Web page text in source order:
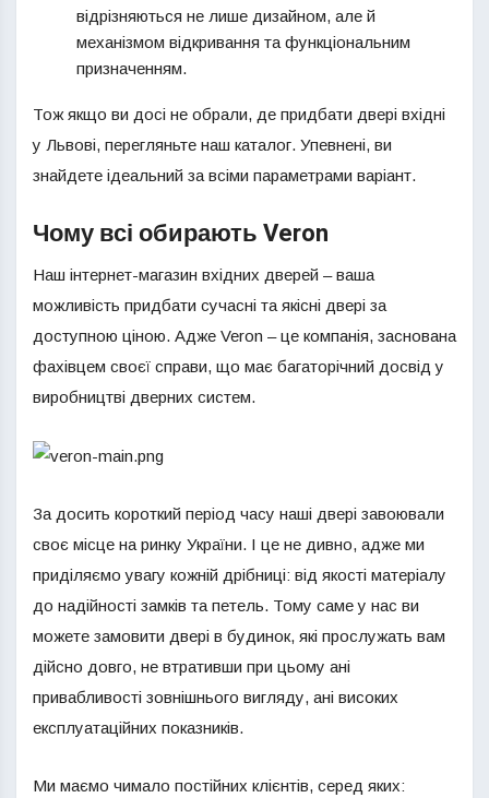
відрізняються не лише дизайном, але й
механізмом відкривання та функціональним
призначенням.
Тож якщо ви досі не обрали, де придбати двері вхідні
у Львові, перегляньте наш каталог. Упевнені, ви
знайдете ідеальний за всіми параметрами варіант.
Чому всі обирають Veron
Наш інтернет-магазин вхідних дверей – ваша
можливість придбати сучасні та якісні двері за
доступною ціною. Адже Veron – це компанія, заснована
фахівцем своєї справи, що має багаторічний досвід у
виробництві дверних систем.
За досить короткий період часу наші двері завоювали
своє місце на ринку України. І це не дивно, адже ми
приділяємо увагу кожній дрібниці: від якості матеріалу
до надійності замків та петель. Тому саме у нас ви
можете замовити двері в будинок, які прослужать вам
дійсно довго, не втративши при цьому ані
привабливості зовнішнього вигляду, ані високих
експлуатаційних показників.
Ми маємо чимало постійних клієнтів, серед яких: